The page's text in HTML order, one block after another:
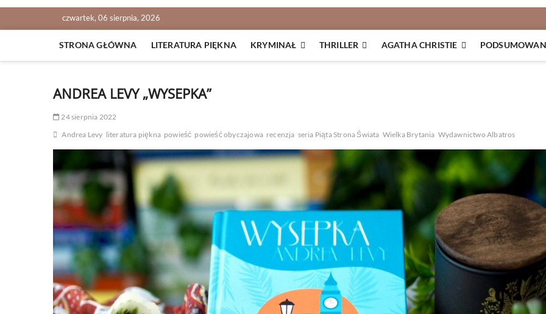
czwartek, 06 sierpnia, 2026
STRONA GŁÓWNA LITERATURA PIĘKNA KRYMINAŁ THRILLER AGATHA CHRISTIE
ANDREA LEVY „WYSEPKA”
24 sierpnia 2022
Andrea Levy literatura piękna powieść powieść obyczajowa recenzja seria Piąta Strona Świata Wielka Brytania Wydawnictwo Albatros